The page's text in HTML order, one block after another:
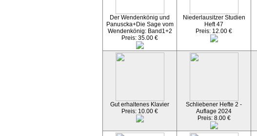
Der Wendenkönig und
Panuscka+Die Sage vom
Wendenkönig: Band1+2
Preis: 35.00 €
Niederlausitzer Studien
Heft 47
Preis: 12.00 €
Gut erhaltenes Klavier
Preis: 10.00 €
Schliebener Hefte 2 -
Auflage 2024
Preis: 8.00 €